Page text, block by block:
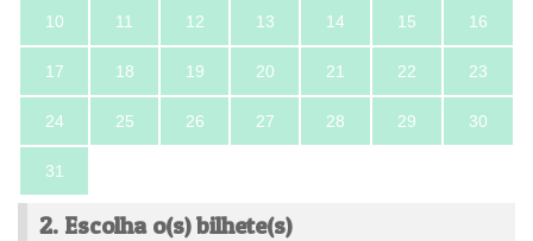
10 11 12 13 14 15 16
17 18 19 20 21 22 23
24 25 26 27 28 29 30
31
2. Escolha o(s) bilhete(s)